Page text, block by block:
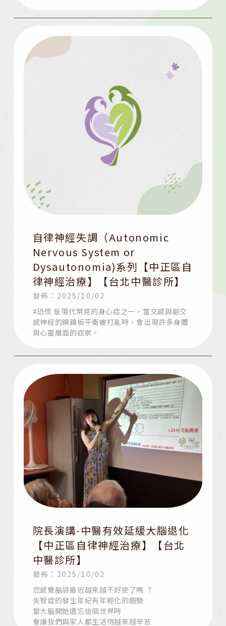
自律神經失調（Autonomic
Nervous System or
Dysautonomia)系列【中正區自
律神經治療】【台北中醫診所】
發佈：2025/10/02
#恐慌 是現代常見的身心症之一，當交感與副交
感神經的蹺蹺板平衡被打亂時，會出現許多身體
與心靈層面的症狀。
院長演講-中醫有效延緩大腦退化
【中正區自律神經治療】【台北
中醫診所】
發佈：2025/10/02
您感覺腦袋最近越來越不好使了嗎 ？
失智症的發生年紀有年輕化的趨勢
當大腦開始遺忘這個世界時
會讓我們與家人都生活得越來越辛苦